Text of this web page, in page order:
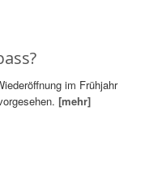
im Frühjahr
[mehr]